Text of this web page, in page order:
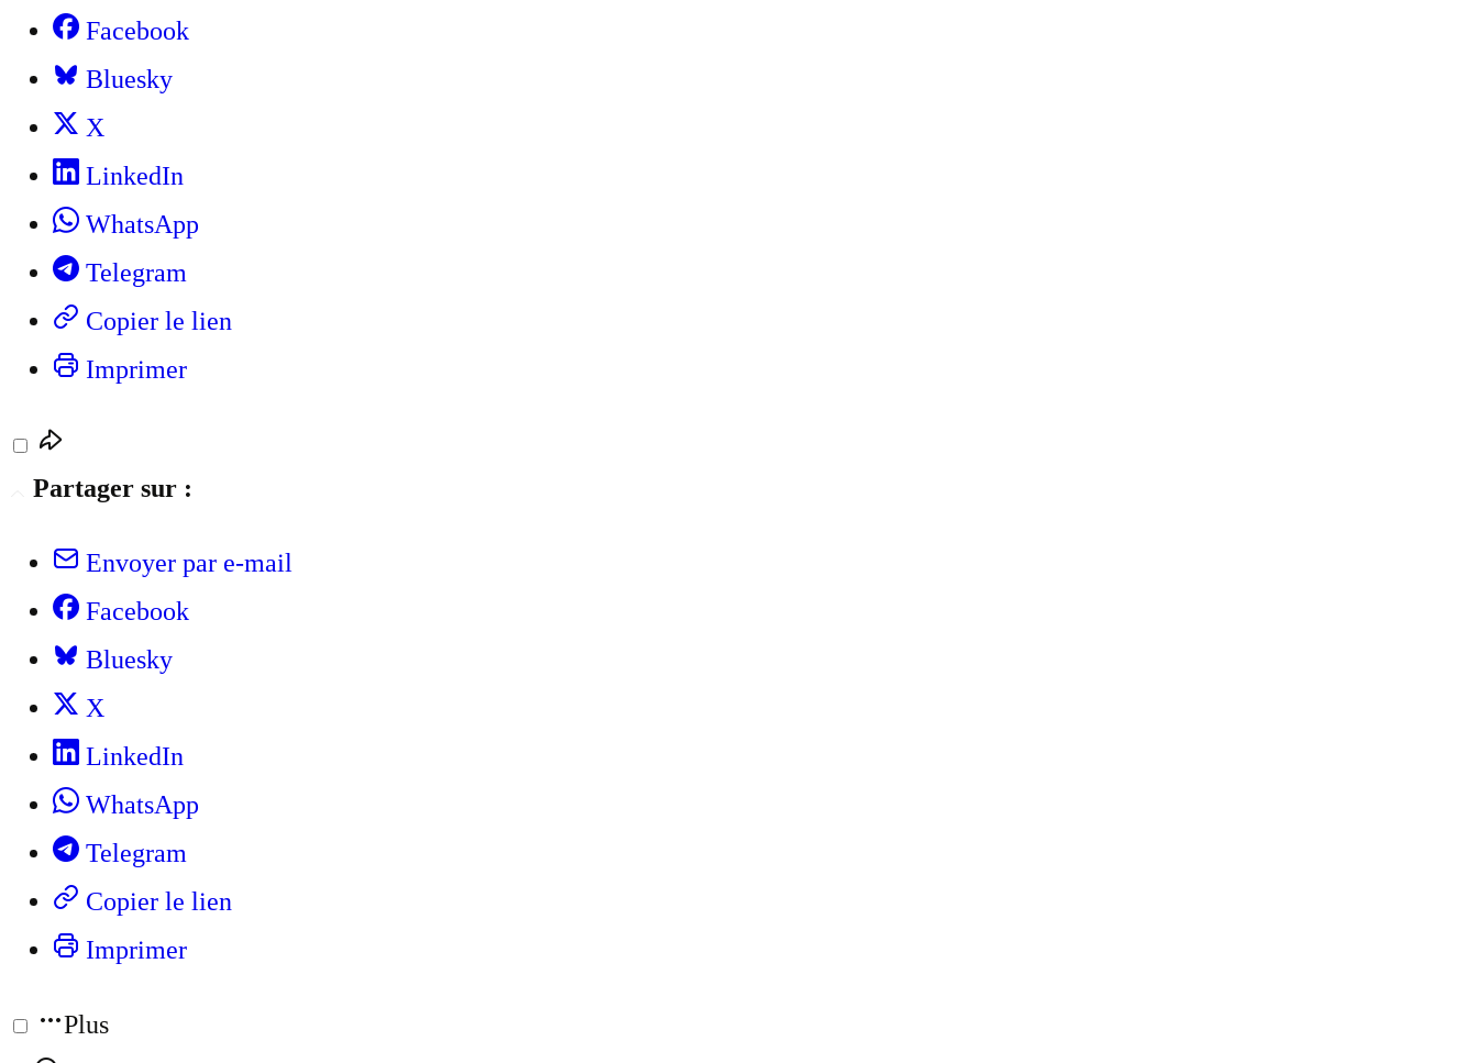
Facebook
Bluesky
X
LinkedIn
WhatsApp
Telegram
Copier le lien
Imprimer
Partager sur :
Envoyer par e-mail
Facebook
Bluesky
X
LinkedIn
WhatsApp
Telegram
Copier le lien
Imprimer
Plus